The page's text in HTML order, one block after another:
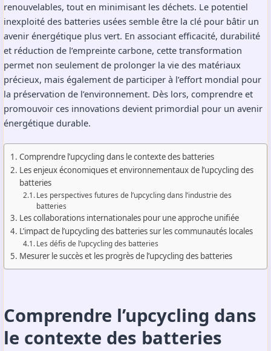
renouvelables, tout en minimisant les déchets. Le potentiel
inexploité des batteries usées semble être la clé pour bâtir un
avenir énergétique plus vert. En associant efficacité, durabilité
et réduction de l’empreinte carbone, cette transformation
permet non seulement de prolonger la vie des matériaux
précieux, mais également de participer à l’effort mondial pour
la préservation de l’environnement. Dès lors, comprendre et
promouvoir ces innovations devient primordial pour un avenir
énergétique durable.
Comprendre l’upcycling dans le contexte des batteries
Les enjeux économiques et environnementaux de l’upcycling des
batteries
Les perspectives futures de l’upcycling dans l’industrie des
batteries
Les collaborations internationales pour une approche unifiée
L’impact de l’upcycling des batteries sur les communautés locales
Les défis de l’upcycling des batteries
Mesurer le succès et les progrès de l’upcycling des batteries
Comprendre l’upcycling dans
le contexte des batteries